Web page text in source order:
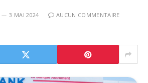
3 MAI 2024
AUCUN COMMENTAIRE